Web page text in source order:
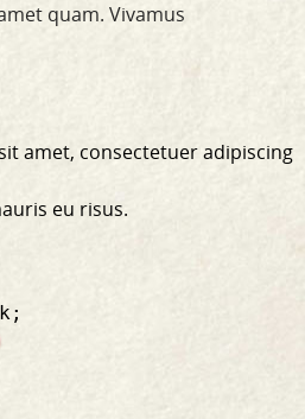
quam. Vivamus
amet, consectetuer adipiscing
eu risus.